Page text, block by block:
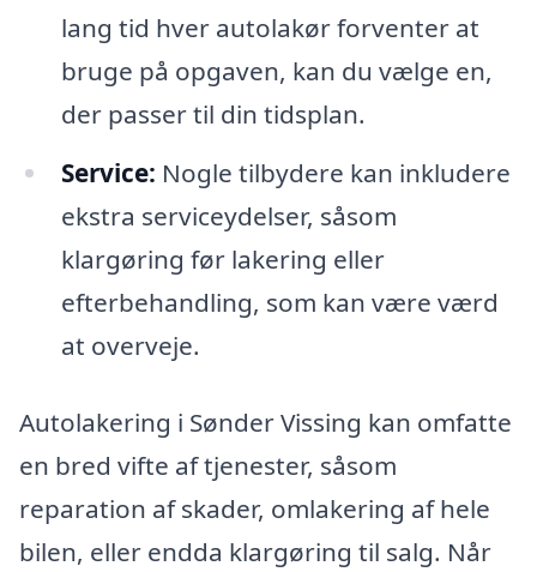
lang tid hver autolakør forventer at
bruge på opgaven, kan du vælge en,
der passer til din tidsplan.
Service: Nogle tilbydere kan inkludere
ekstra serviceydelser, såsom
klargøring før lakering eller
efterbehandling, som kan være værd
at overveje.
Autolakering i Sønder Vissing kan omfatte
en bred vifte af tjenester, såsom
reparation af skader, omlakering af hele
bilen, eller endda klargøring til salg. Når